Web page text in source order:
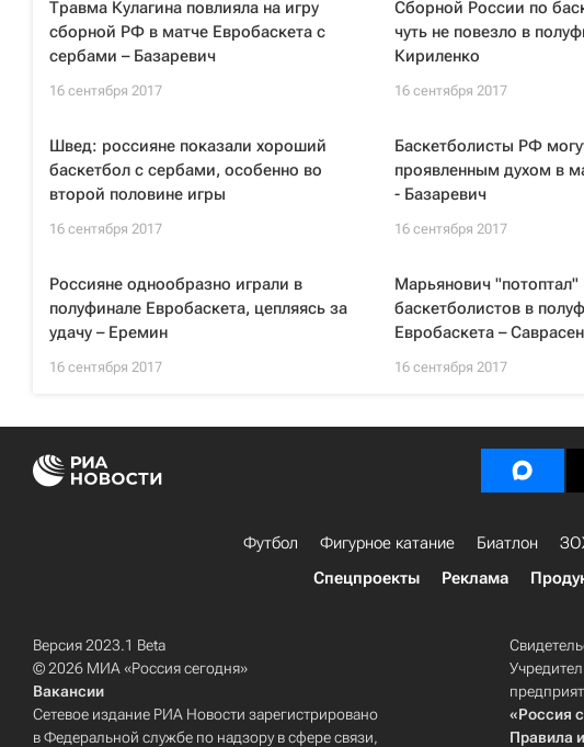
Травма Кулагина повлияла на игру
сборной РФ в матче Евробаскета с
сербами – Базаревич
16 сентября 2017
Сборной России по
чуть не повезло в
Кириленко
16 сентября 2017
Швед: россияне показали хороший
баскетбол с сербами, особенно во
второй половине игры
16 сентября 2017
Баскетболисты РФ
проявленным духом в
- Базаревич
16 сентября 2017
Россияне однообразно играли в
полуфинале Евробаскета, цепляясь за
удачу – Еремин
16 сентября 2017
Марьянович "потоптал"
баскетболистов в
Евробаскета –
16 сентября 2017
Футбол Фигурное катание Биатлон
Спецпроекты
Реклама
Версия 2023.1 Beta
© 2026 МИА «Россия сегодня»
Вакансии
Сетевое издание РИА Новости зарегистрировано
в Федеральной службе по надзору в сфере связи,
«Россия
Правила